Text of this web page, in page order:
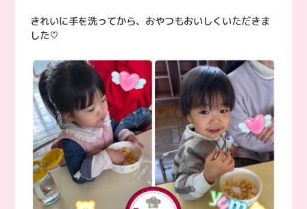
きれいに手を洗ってから、おやつもおいしくいただきま
した♡